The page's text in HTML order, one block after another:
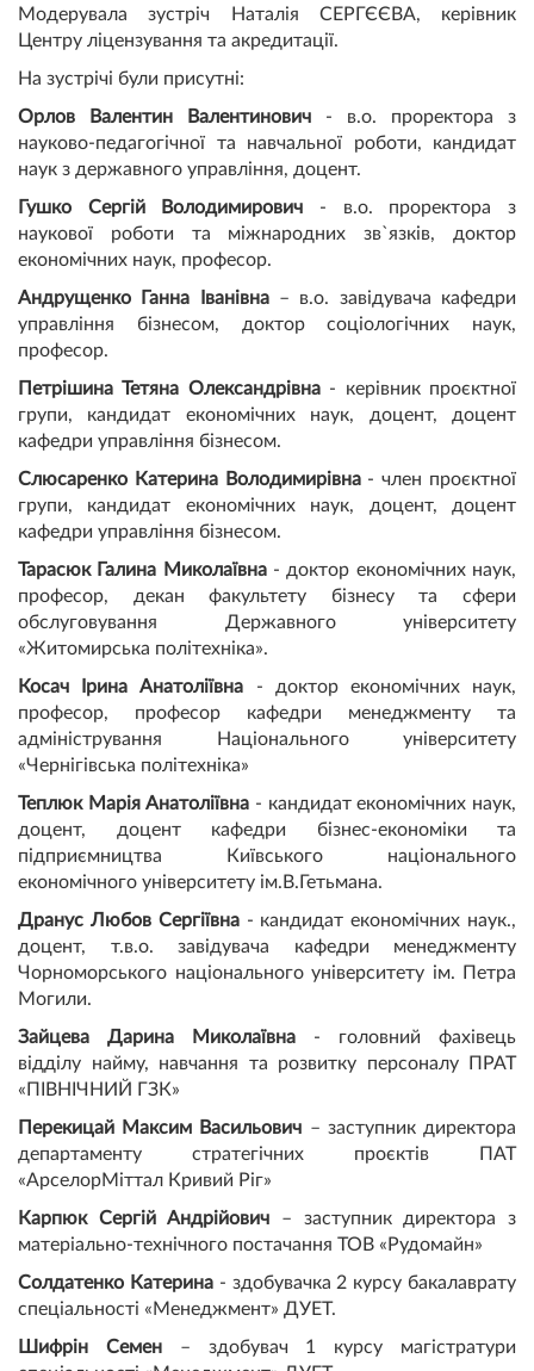
Модерувала зустріч Наталія СЕРГЄЄВА, керівник
Центру ліцензування та акредитації.
На зустрічі були присутні:
Орлов Валентин Валентинович - в.о. проректора з
науково-педагогічної та навчальної роботи, кандидат
наук з державного управління, доцент.
Гушко Сергій Володимирович - в.о. проректора з
наукової роботи та міжнародних зв`язків, доктор
економічних наук, професор.
Андрущенко Ганна Іванівна– в.о. завідувача кафедри
управління бізнесом, доктор соціологічних наук,
професор.
Петрішина Тетяна Олександрівна- керівник проєктної
групи, кандидат економічних наук, доцент, доцент
кафедри управління бізнесом.
Слюсаренко Катерина Володимирівна- член проєктної
групи, кандидат економічних наук, доцент, доцент
кафедри управління бізнесом.
Тарасюк Галина Миколаївна- доктор економічних наук,
професор, декан факультету бізнесу та сфери
обслуговування Державного університету
«Житомирська політехніка».
Косач Ірина Анатоліївна - доктор економічних наук,
професор, професор кафедри менеджменту та
адміністрування Національного університету
«Чернігівська політехніка»
Теплюк Марія Анатоліївна - кандидат економічних наук,
доцент, доцент кафедри бізнес-економіки та
підприємництва Київського національного
економічного університету ім.В.Гетьмана.
Дранус Любов Сергіївна- кандидат економічних наук.,
доцент, т.в.о. завідувача кафедри менеджменту
Чорноморського національного університету ім. Петра
Могили.
Зайцева Дарина Миколаївна - головний фахівець
відділу найму, навчання та розвитку персоналу ПРАТ
«ПІВНІЧНИЙ ГЗК»
Перекицай Максим Васильович – заступник директора
департаменту стратегічних проєктів ПАТ
«АрселорМіттал Кривий Ріг»
Карпюк Сергій Андрійович – заступник директора з
матеріально-технічного постачання ТОВ «Рудомайн»
Солдатенко Катерина- здобувачка 2 курсу бакалаврату
спеціальності «Менеджмент» ДУЕТ.
Шифрін Семен– здобувач 1 курсу магістратури